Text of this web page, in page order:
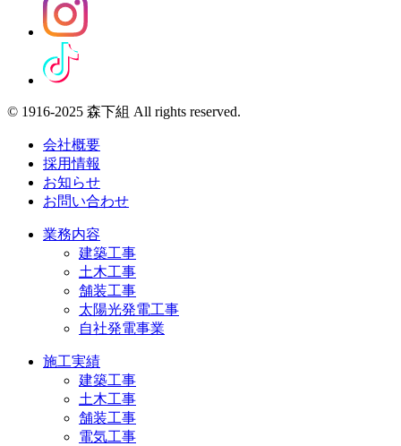
© 1916-2025 森下組 All rights reserved.
会社概要
採用情報
お知らせ
お問い合わせ
業務内容
建築工事
土木工事
舗装工事
太陽光発電工事
自社発電事業
施工実績
建築工事
土木工事
舗装工事
電気工事